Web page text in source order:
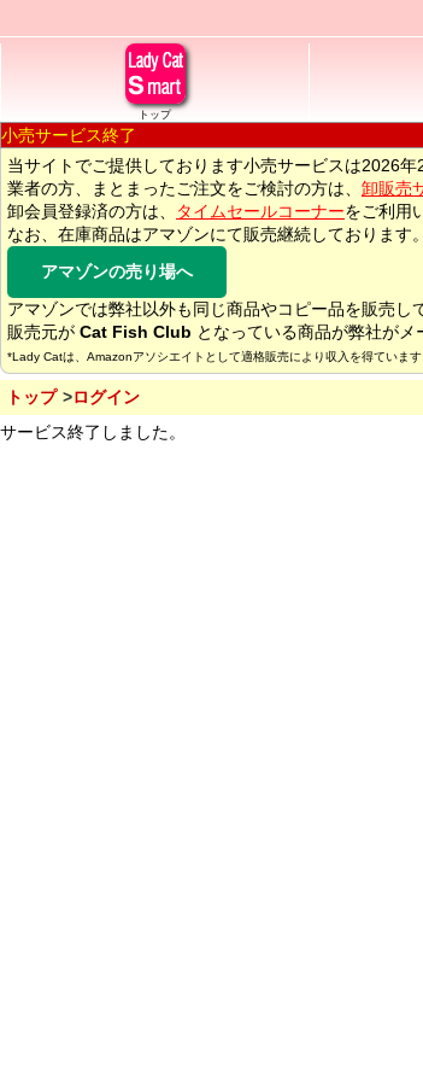
トップ
小売サービス終了
当サイトでご提供しております小売サービスは2026年
業者の方、まとまったご注文をご検討の方は、 卸販売
卸会員登録済の方は、
タイムセールコーナーをご利用
なお、在庫商品はアマゾンにて販売継続しております。
アマゾンの売り場へ
アマゾンでは弊社以外も同じ商品やコピー品を販売し
販売元が Cat Fish Club となっている商品が弊社がメ
*Lady Catは、Amazonアソシエイトとして適格販売により収入を得ています
トップ
ログイン
サービス終了しました。